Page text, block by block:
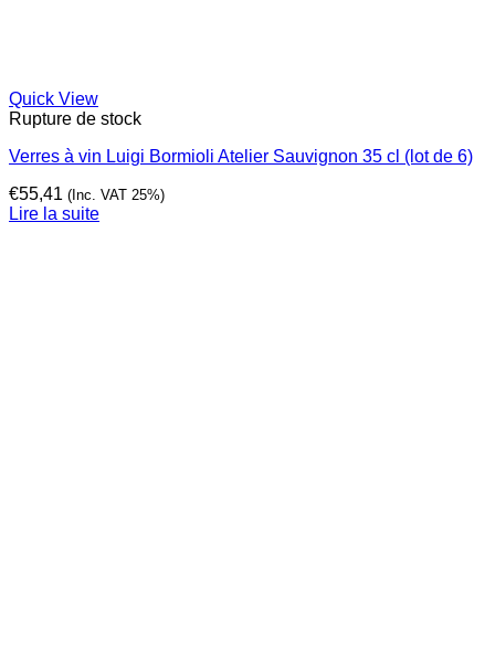
Quick View
Rupture de stock
Verres à vin Luigi Bormioli Atelier Sauvignon 35 cl (lot de 6)
€55,41 (Inc. VAT 25%)
Lire la suite